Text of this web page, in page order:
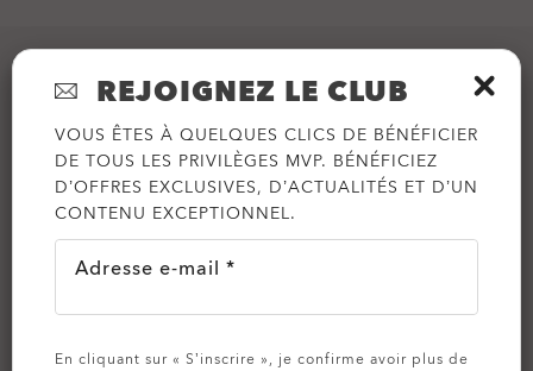
REJOIGNEZ LE CLUB
VOUS ÊTES À QUELQUES CLICS DE BÉNÉFICIER
DE TOUS LES PRIVILÈGES MVP. BÉNÉFICIEZ
D’OFFRES EXCLUSIVES, D’ACTUALITÉS ET D’UN
CONTENU EXCEPTIONNEL.
Adresse e-mail *
En cliquant sur « S’inscrire », je confirme avoir plus de